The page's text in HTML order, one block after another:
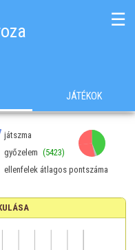
☰
JÁTÉKOK
játszma
győzelem (5423)
ellenfelek átlagos pontszáma